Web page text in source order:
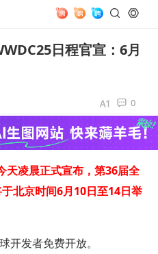
日程官宣：6月
0
天凌晨正式宣布，第36届全
北京时间6月10日至14日举
开发者免费开放。